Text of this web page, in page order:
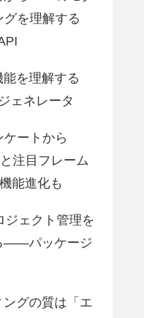
を理解する
能を理解する
ェネレータ
ケートから
注目フレーム
能進化も
ジェクト管理を
――パッケージ
ングの質は「エ